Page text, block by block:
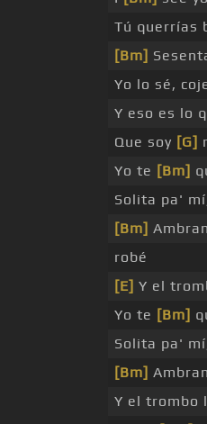
Tú querrías
[Bm]
Yo lo sé,
Y eso es lo
Que soy [G]
Yo te [Bm]
Solita pa'
[Bm]
robé
[E] Y el
Yo te [Bm]
Solita pa'
[Bm]
Y el trombo